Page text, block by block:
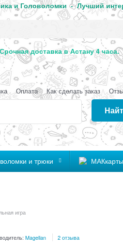
и Головоломки - Лучший
Срочная доставка в
Оплата Как сделать заказ
и трюки
игра
Magellan 2 отзыва